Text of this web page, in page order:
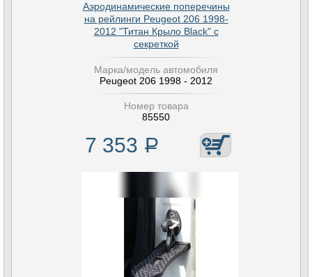
Аэродинамические поперечины
на рейлинги Peugeot 206 1998-
2012 "Титан Крыло Black" с
секреткой
Марка/модель автомобиля
Peugeot 206 1998 - 2012
Номер товара
85550
7 353 Р